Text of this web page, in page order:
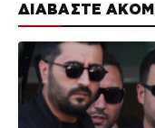
ΔΙΑΒΑΣΤΕ